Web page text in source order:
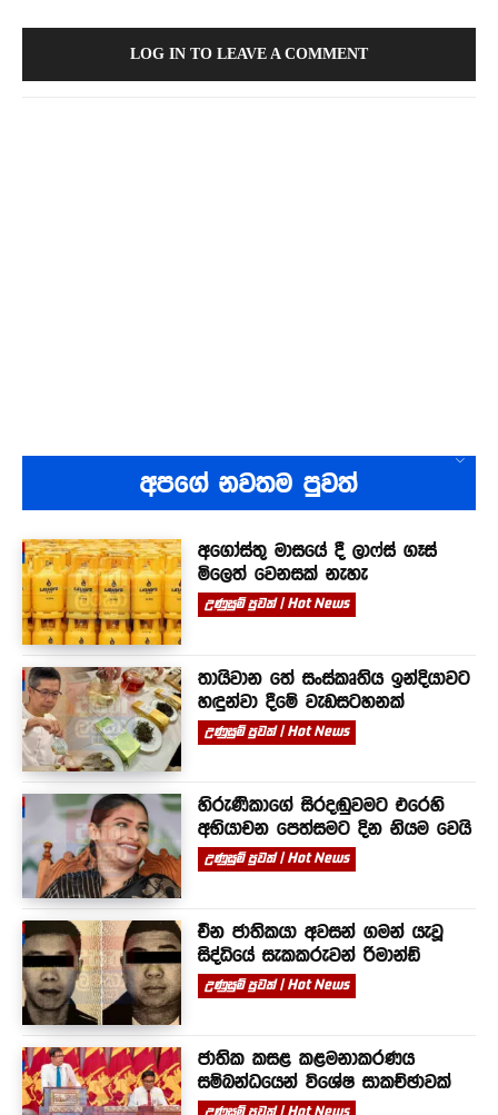
LOG IN TO LEAVE A COMMENT
අපගේ නවතම පුවත්
අගෝස්තු මාසයේ දී ලාෆ්ස් ගෑස්
මිලෙත් වෙනසක් නැහැ
උණුසුම් පුවත් | Hot News
තායිවාන තේ සංස්කෘතිය ඉන්දියාවට
හඳුන්වා දීමේ වැඩසටහනක්
උණුසුම් පුවත් | Hot News
හිරුණිකාගේ සිරදඬුවමට එරෙහි
අභියාචන පෙත්සමට දින නියම වෙයි
උණුසුම් පුවත් | Hot News
චීන ජාතිකයා අවසන් ගමන් යැවූ
සිද්ධියේ සැකකරුවන් රිමාන්ඩ්
උණුසුම් පුවත් | Hot News
ජාතික කසළ කළමනාකරණය
සම්බන්ධයෙන් විශේෂ සාකච්ඡාවක්